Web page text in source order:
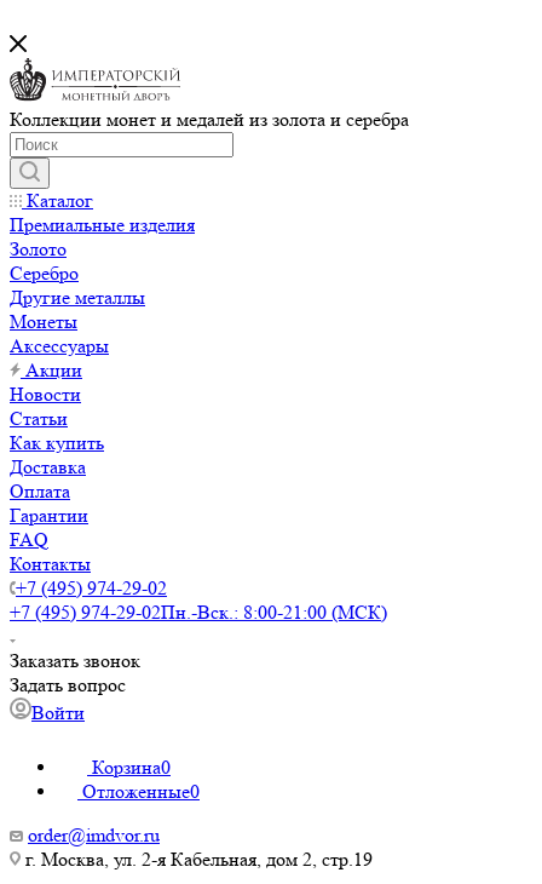
Коллекции монет и медалей из золота и серебра
Каталог
Премиальные изделия
Золото
Серебро
Другие металлы
Монеты
Аксессуары
Акции
Новости
Статьи
Как купить
Доставка
Оплата
Гарантии
FAQ
Контакты
+7 (495) 974-29-02
+7 (495) 974-29-02Пн.-Вск.: 8:00-21:00 (МСК)
Заказать звонок
Задать вопрос
Войти
Корзина0
Отложенные0
order@imdvor.ru
г. Москва, ул. 2-я Кабельная, дом 2, стр.19